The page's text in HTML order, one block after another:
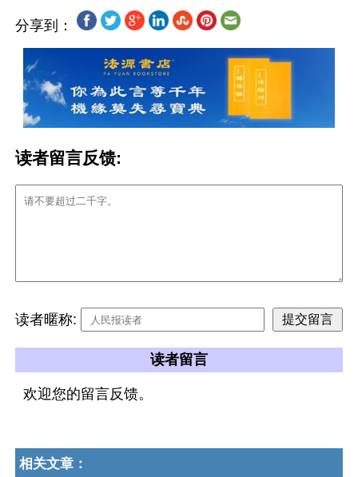
分享到：
读者留言反馈:
读者暱称:
读者留言
欢迎您的留言反馈。
相关文章：